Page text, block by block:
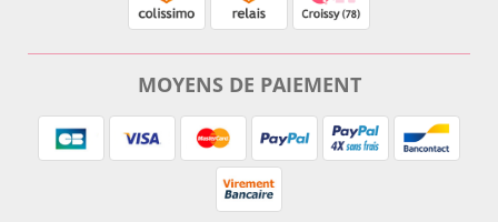
MOYENS DE PAIEMENT